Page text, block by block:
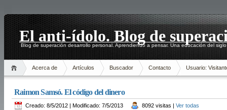
El anti-ídolo. Blog de
Blog de superación desarrollo personal. Aprendiendo a pensar. Una educación del
Acerca de Artículos Buscador Contacto Usuario:
Raimon Samsó. El código del dinero
Creado: 8/5/2012 | Modificado: 7/5/2013 8092 visitas | Ver todas